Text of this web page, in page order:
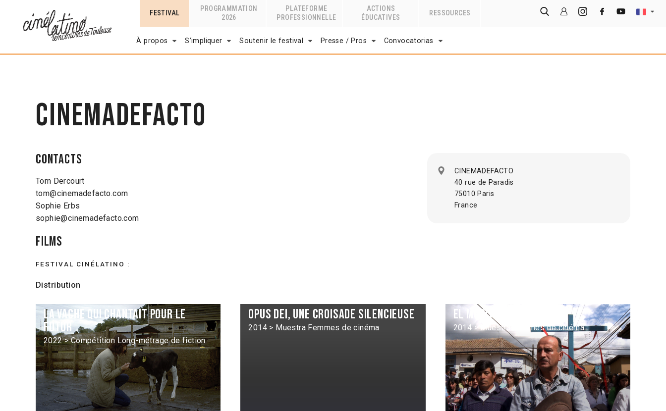
FESTIVAL
PROGRAMMATION
2026
PLATEFORME
PROFESSIONNELLE
ACTIONS
ÉDUCATIVES
RESSOURCES
À propos S’impliquer Soutenir le festival Presse / Pros Convocatorias
Cinemadefacto
CINEMADEFACTO
40 rue de Paradis
75010 Paris
France
Contacts
Tom Dercourt
tom@cinemadefacto.com
Sophie Erbs
sophie@cinemadefacto.com
Films
FESTIVAL CINÉLATINO :
Distribution
La Vache qui chantait pour le
futur
2022 > Compétition Long-métrage de fiction
Opus dei, une croisade silencieuse
2014 > Muestra Femmes de cinéma
El Mocito
2014 > Muestra Femmes de cinéma